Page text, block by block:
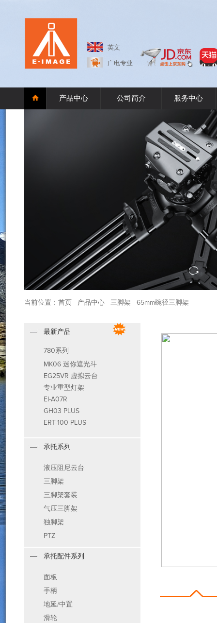
英文
广电专业
产品中心 公司简介 服务中心
当前位置： 首页 - 产品中心 - 三脚架 - 65mm碗径三脚架 -
最新产品
780系列
MK06 迷你遮光斗
EG25VR 虚拟云台
专业重型灯架
EI-A07R
GH03 PLUS
ERT-100 PLUS
承托系列
液压阻尼云台
三脚架
三脚架套装
气压三脚架
独脚架
PTZ
承托配件系列
面板
手柄
地延/中置
滑轮